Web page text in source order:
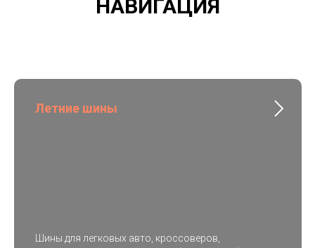
НАВИГАЦИЯ
Летние шины
Шины для легковых авто, кроссоверов,